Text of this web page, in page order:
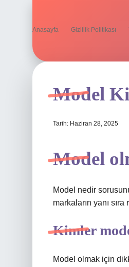
Anasayfa Gizlilik Politikası
Model
Tarih: Haziran 28, 2025
Model
Model nedir
markaların yanı
Kimler
Model olmak için